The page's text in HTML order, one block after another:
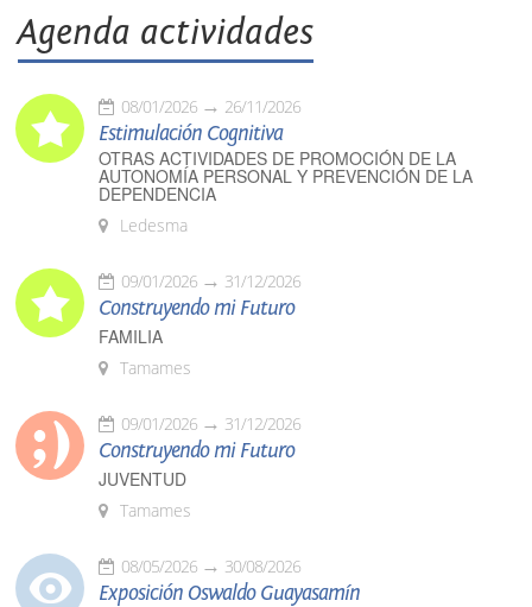
Agenda actividades
08/01/2026 26/11/2026
Estimulación Cognitiva
OTRAS ACTIVIDADES DE PROMOCIÓN DE LA
AUTONOMÍA PERSONAL Y PREVENCIÓN DE LA
DEPENDENCIA
Ledesma
09/01/2026 31/12/2026
Construyendo mi Futuro
FAMILIA
Tamames
09/01/2026 31/12/2026
Construyendo mi Futuro
JUVENTUD
Tamames
08/05/2026 30/08/2026
Exposición Oswaldo Guayasamín